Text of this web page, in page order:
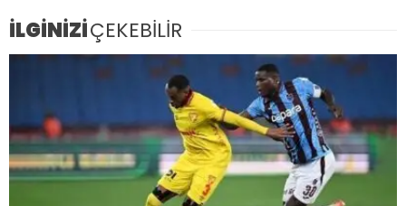
İLGİNİZİÇEKEBİLİR